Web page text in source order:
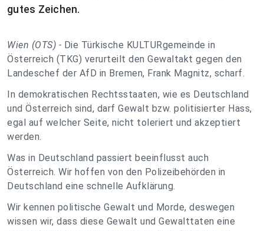
gutes Zeichen.
Wien (OTS) - Die Türkische KULTURgemeinde in
Österreich (TKG) verurteilt den Gewaltakt gegen den
Landeschef der AfD in Bremen, Frank Magnitz, scharf.
In demokratischen Rechtsstaaten, wie es Deutschland
und Österreich sind, darf Gewalt bzw. politisierter Hass,
egal auf welcher Seite, nicht toleriert und akzeptiert
werden.
Was in Deutschland passiert beeinflusst auch
Österreich. Wir hoffen von den Polizeibehörden in
Deutschland eine schnelle Aufklärung.
Wir kennen politische Gewalt und Morde, deswegen
wissen wir, dass diese Gewalt und Gewalttaten eine